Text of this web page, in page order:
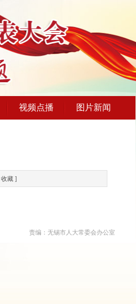
视频点播 图片新闻
收藏]
责编：无锡市人大常委会办公室